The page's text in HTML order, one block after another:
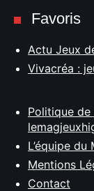
Favoris
Actu Jeux
Vivacréa :
Politique
L’équipe
Mentions
Contact